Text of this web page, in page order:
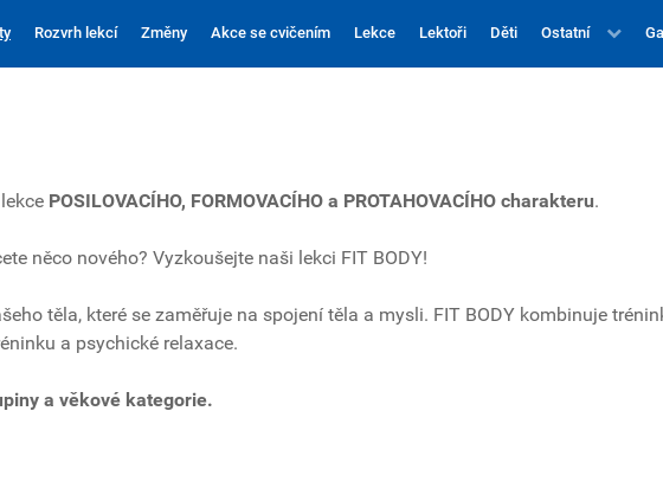
Rozvrh lekcí Změny Akce se cvičením Lekce Lektoři Děti Ostatní
POSILOVACÍHO, FORMOVACÍHO a PROTAHOVACÍHO charakteru.
něco nového? Vyzkoušejte naši lekci FIT BODY!
těla, které se zaměřuje na spojení těla a mysli. FIT BODY kombinuje
a psychické relaxace.
a věkové kategorie.